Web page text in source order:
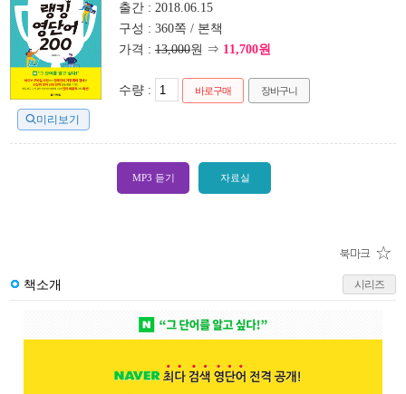
미리보기
출간 : 2018.06.15
구성 : 360쪽 / 본책
가격 : 13,000원 ⇒ 11,700원
수량 : 바로구매 장바구니
MP3 듣기 자료실
책소개 시리즈